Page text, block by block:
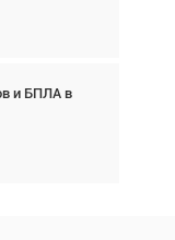
и БПЛА в
к